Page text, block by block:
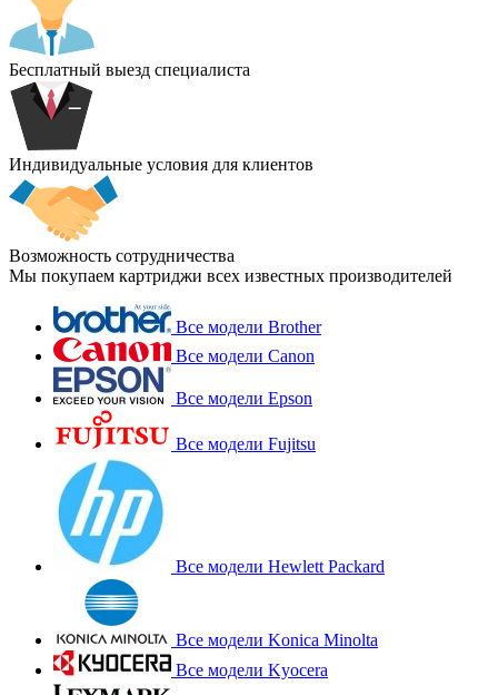
Бесплатный выезд специалиста
Индивидуальные условия для клиентов
Возможность сотрудничества
Мы покупаем картриджи всех известных производителей
Все модели Brother
Все модели Canon
Все модели Epson
Все модели Fujitsu
Все модели Hewlett Packard
Все модели Konica Minolta
Все модели Kyocera